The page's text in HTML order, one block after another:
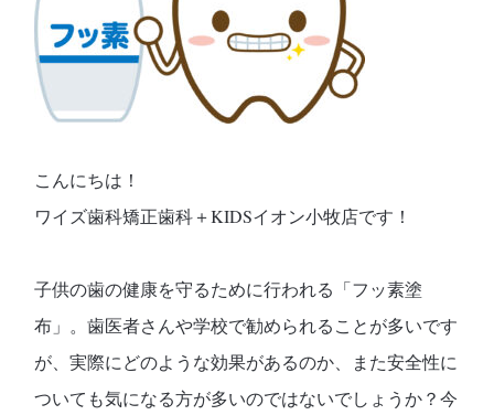
こんにちは！
ワイズ歯科矯正歯科＋KIDSイオン小牧店です！
子供の歯の健康を守るために行われる「フッ素塗
布」。歯医者さんや学校で勧められることが多いです
が、実際にどのような効果があるのか、また安全性に
ついても気になる方が多いのではないでしょうか？今